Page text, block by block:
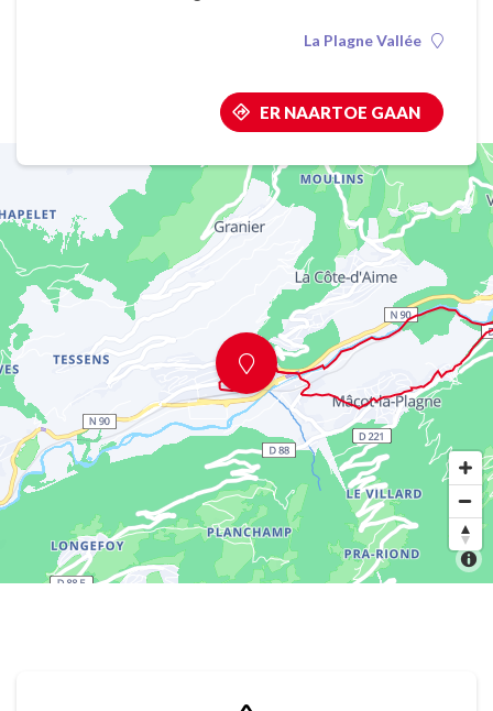
La Plagne Vallée
ER NAARTOE GAAN